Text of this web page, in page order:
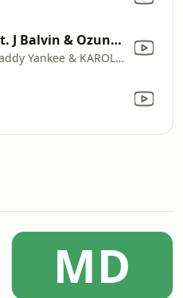
China (feat. J Balvin & Ozuna) [Mixed]
Anuel AA, Daddy Yankee & KAROL G
MD